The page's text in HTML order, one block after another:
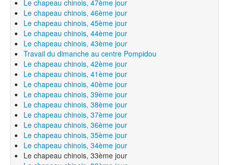
Le chapeau chinois, 47ème jour
Le chapeau chinois, 46ème jour
Le chapeau chinois, 45ème jour
Le chapeau chinois, 44ème jour
Le chapeau chinois, 43ème jour
Travail du dimanche au centre Pompidou
Le chapeau chinois, 42ème jour
Le chapeau chinois, 41ème jour
Le chapeau chinois, 40ème jour
Le chapeau chinois, 39ème jour
Le chapeau chinois, 38ème jour
Le chapeau chinois, 37ème jour
Le chapeau chinois, 36ème jour
Le chapeau chinois, 35ème jour
Le chapeau chinois, 34ème jour
Le chapeau chinois, 33ème jour